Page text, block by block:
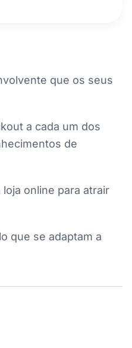
que os seus
a cada um dos
de
online para atrair
que se adaptam a